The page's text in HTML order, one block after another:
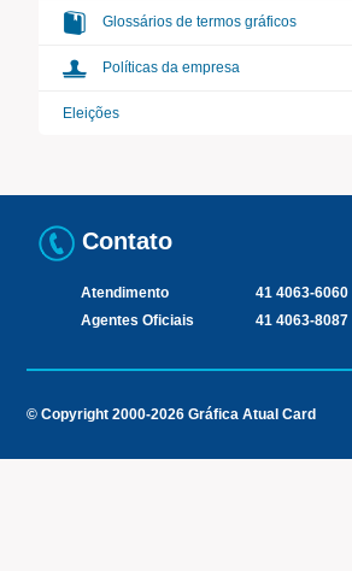
Glossários de termos gráficos
Políticas da empresa
Eleições
Contato
Atendimento
41 4063-6060
Agentes Oficiais
41 4063-8087
© Copyright 2000-2026 Gráfica Atual Card